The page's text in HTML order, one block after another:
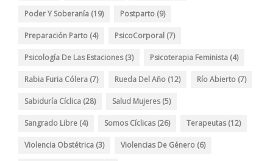
Poder Y Soberanía (19) Postparto (9)
Preparación Parto (4) PsicoCorporal (7)
Psicología De Las Estaciones(3) Psicoterapia Feminista (4)
Rabia Furia Cólera (7) Rueda Del Año (12) Río Abierto (7)
Sabiduría Cíclica (28) Salud Mujeres(5)
Sangrado Libre (4) Somos Cíclicas(26) Terapeutas(12)
Violencia Obstétrica (3) Violencias De Género (6)